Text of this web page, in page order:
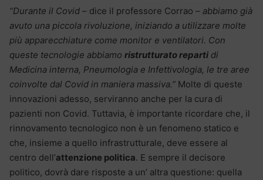
“Durante il Covid – dice il professore Corrao – abbiamo già
avuto una piccola rivoluzione, iniziando a utilizzare molte
più apparecchiature come monitor e ventilatori. Con
queste tecnologie abbiamo ristrutturato reparti di
Medicina interna, Pneumologia e Infettivologia, le tre aree
coinvolte dal Covid in maniera massiva.” Molte di queste
innovazioni adesso, serviranno anche per la cura di
pazienti non Covid. Tuttavia, è importante ricordare che, il
rinnovamento tecnologico non è un fenomeno statico e
che, insieme a quello infrastrutturale, deve essere al
centro dell’attenzione politica. E sempre il decisore
politico, dovrà dare risposte a un’ altra questione: quella